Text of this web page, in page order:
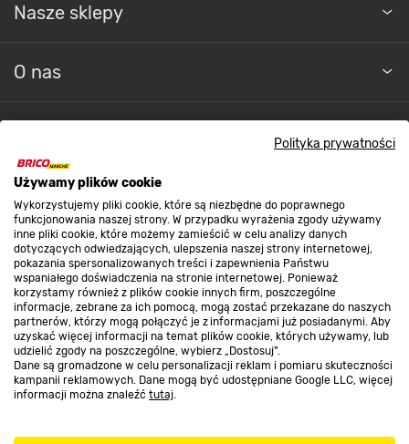
Polityka prywatności
Używamy plików cookie
Wykorzystujemy pliki cookie, które są niezbędne do poprawnego
funkcjonowania naszej strony. W przypadku wyrażenia zgody używamy
inne pliki cookie, które możemy zamieścić w celu analizy danych
dotyczących odwiedzających, ulepszenia naszej strony internetowej,
pokazania spersonalizowanych treści i zapewnienia Państwu
wspaniałego doświadczenia na stronie internetowej. Ponieważ
korzystamy również z plików cookie innych firm, poszczególne
informacje, zebrane za ich pomocą, mogą zostać przekazane do naszych
partnerów, którzy mogą połączyć je z informacjami już posiadanymi. Aby
uzyskać więcej informacji na temat plików cookie, których używamy, lub
udzielić zgody na poszczególne, wybierz „Dostosuj”.
Dane są gromadzone w celu personalizacji reklam i pomiaru skuteczności
kampanii reklamowych. Dane mogą być udostępniane Google LLC, więcej
informacji można znaleźć tutaj.
Nasze sklepy
O nas
Strefa biznesu
Dołącz do nas
Metody płatności